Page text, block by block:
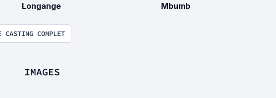
Longange
Mbumb
COMPLET
IMAGES